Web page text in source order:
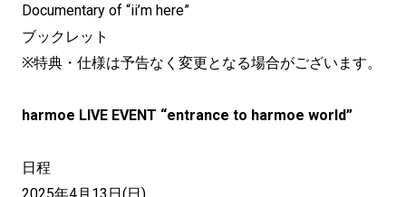
Documentary of “ii’m here”
ブックレット
※特典・仕様は予告なく変更となる場合がございます。
harmoe LIVE EVENT “entrance to harmoe world”
日程
2025年4月13日(日)